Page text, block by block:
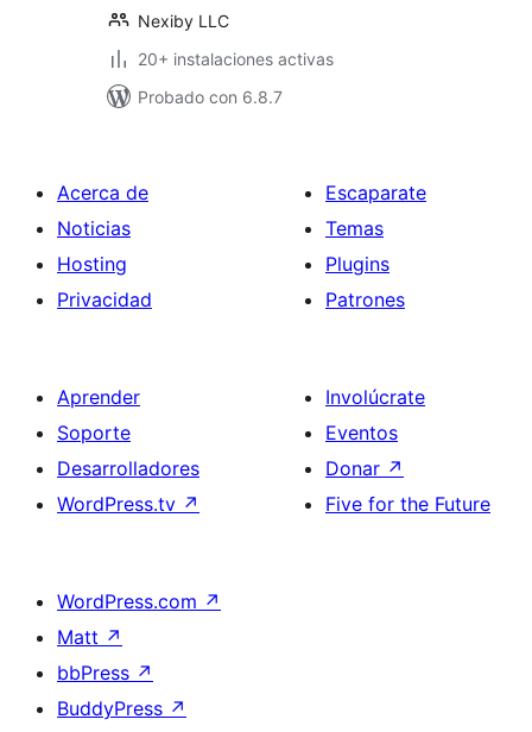
Nexiby LLC
20+ instalaciones activas
Probado con 6.8.7
Acerca de
Noticias
Hosting
Privacidad
Escaparate
Temas
Plugins
Patrones
Aprender
Soporte
Desarrolladores
WordPress.tv ↗
Involúcrate
Eventos
Donar ↗
Five for the Future
WordPress.com ↗
Matt ↗
bbPress ↗
BuddyPress ↗